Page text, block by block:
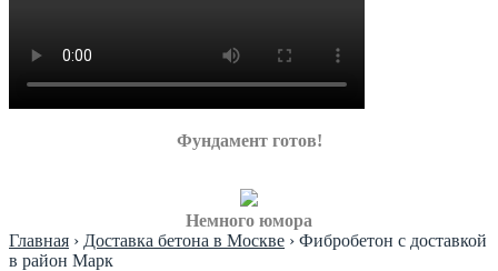
Фундамент готов!
Немного юмора
Главная › Доставка бетона в Москве › Фибробетон с доставкой
в район Марк